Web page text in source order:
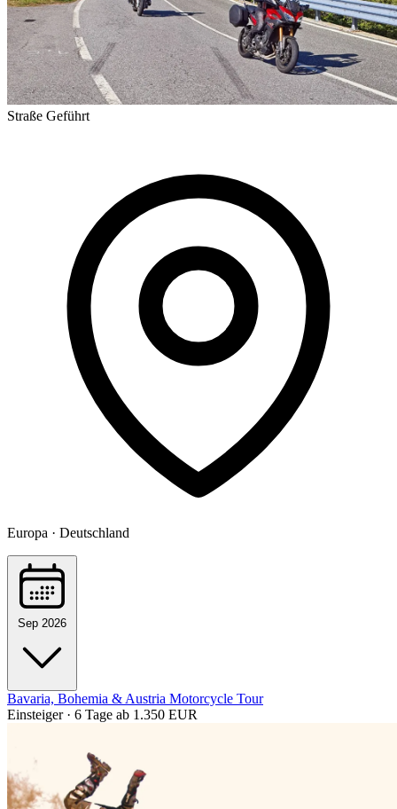
Straße Geführt
Europa · Deutschland
Sep 2026
Bavaria, Bohemia & Austria Motorcycle Tour
Einsteiger · 6 Tage ab 1.350 EUR